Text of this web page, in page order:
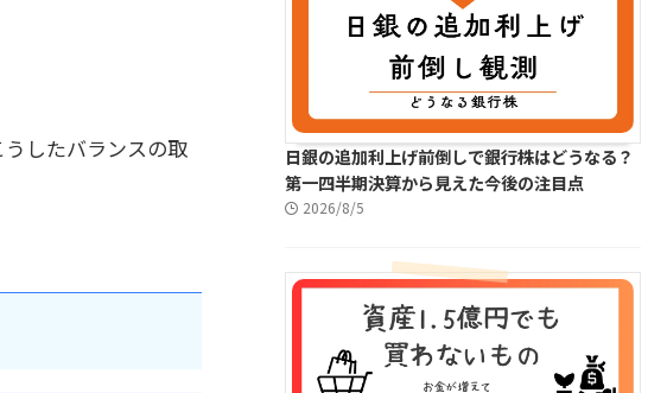
したバランスの取
日銀の追加利上げ前倒しで銀行株はどうなる？
第一四半期決算から見えた今後の注目点
2026/8/5